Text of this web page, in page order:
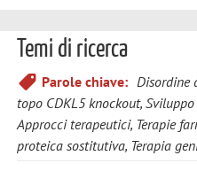
Temi di ricerca
Parole chiave: Disordine
topo CDKL5 knockout,
Approcci terapeutici, Terapie
proteica sostitutiva, Terapia